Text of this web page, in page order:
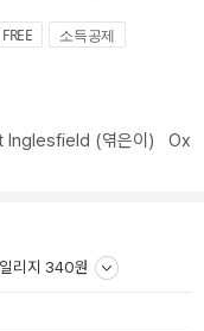
소득공제
Inglesfield (엮은이) Ox
리지 340원